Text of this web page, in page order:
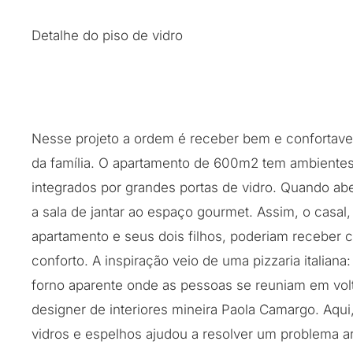
Detalhe do piso de vidro
Nesse projeto a ordem é receber bem e
da família. O apartamento de 600m2 tem
integrados por grandes portas de vidro. Quando
a sala de jantar ao espaço gourmet. Assim, o
apartamento e seus dois filhos, poderiam receber
conforto. A inspiração veio de uma pizzaria
forno aparente onde as pessoas se reuniam em
designer de interiores mineira Paola Camargo.
vidros e espelhos ajudou a resolver um problema